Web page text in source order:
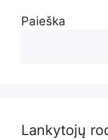
Paieška
Lankytojų